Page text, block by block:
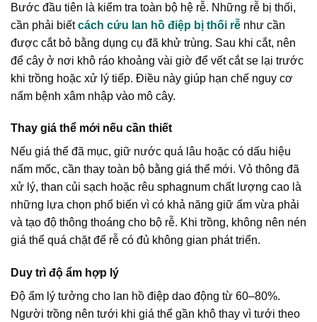
Bước đầu tiên là kiểm tra toàn bộ hệ rễ. Những rễ bị thối,
cần phải biếtcách cứu lan hồ điệp bị thối rễ như cần
được cắt bỏ bằng dụng cụ đã khử trùng. Sau khi cắt, nên
để cây ở nơi khô ráo khoảng vài giờ để vết cắt se lại trước
khi trồng hoặc xử lý tiếp. Điều này giúp hạn chế nguy cơ
nấm bệnh xâm nhập vào mô cây.
Thay giá thể mới nếu cần thiết
Nếu giá thể đã mục, giữ nước quá lâu hoặc có dấu hiệu
nấm mốc, cần thay toàn bộ bằng giá thể mới. Vỏ thông đã
xử lý, than củi sạch hoặc rêu sphagnum chất lượng cao là
những lựa chọn phổ biến vì có khả năng giữ ẩm vừa phải
và tạo độ thông thoáng cho bộ rễ. Khi trồng, không nên nén
giá thể quá chặt để rễ có đủ không gian phát triển.
Duy trì độ ẩm hợp lý
Độ ẩm lý tưởng cho lan hồ điệp dao động từ 60–80%.
Người trồng nên tưới khi giá thể gần khô thay vì tưới theo